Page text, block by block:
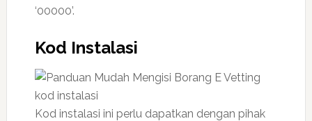
‘00000’.
Kod Instalasi
Kod instalasi ini perlu dapatkan dengan pihak